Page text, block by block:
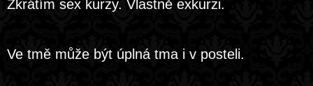
Zkrátím sex kurzy. Vlastně exkurzi.
Ve tmě může být úplná tma i v posteli.